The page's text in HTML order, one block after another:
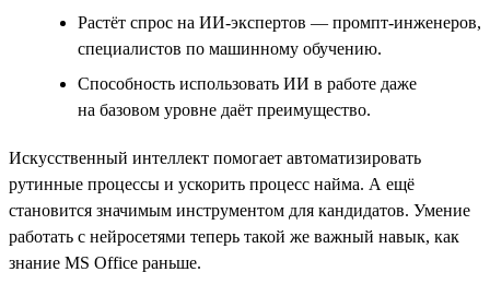
Растёт спрос на ИИ-экспертов — промпт-инженеров,
специалистов по машинному обучению.
Способность использовать ИИ в работе даже
на базовом уровне даёт преимущество.
Искусственный интеллект помогает автоматизировать
рутинные процессы и ускорить процесс найма. А ещё
становится значимым инструментом для кандидатов. Умение
работать с нейросетями теперь такой же важный навык, как
знание MS Office раньше.